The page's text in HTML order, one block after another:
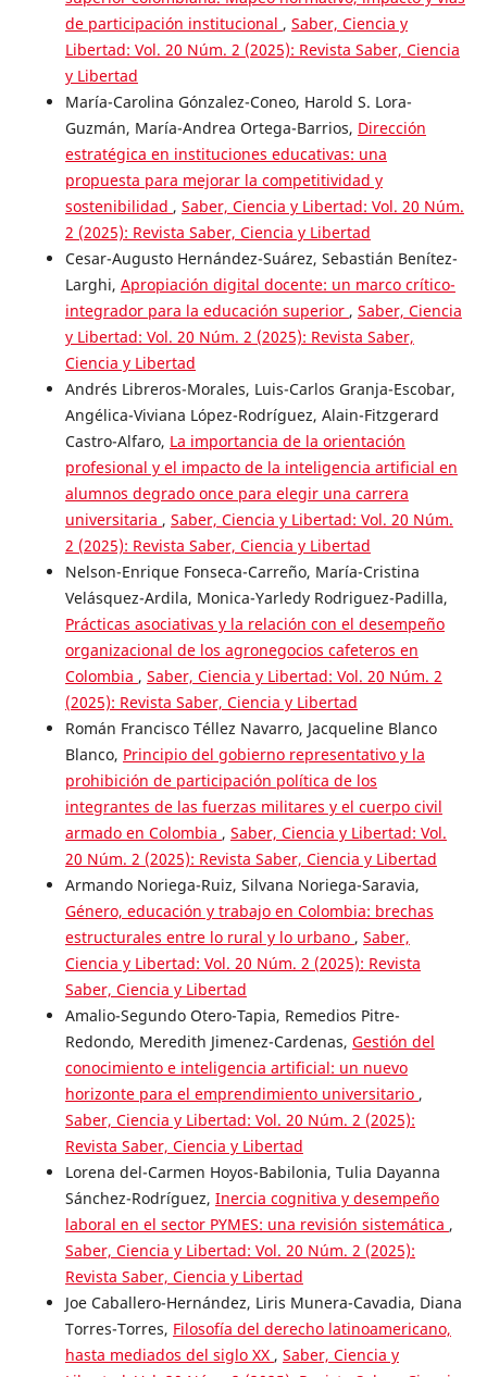
de participación institucional , Saber, Ciencia y
Libertad: Vol. 20 Núm. 2 (2025): Revista Saber, Ciencia
y Libertad
María-Carolina Gónzalez-Coneo, Harold S. Lora-
Guzmán, María-Andrea Ortega-Barrios, Dirección
estratégica en instituciones educativas: una
propuesta para mejorar la competitividad y
sostenibilidad , Saber, Ciencia y Libertad: Vol. 20 Núm.
2 (2025): Revista Saber, Ciencia y Libertad
Cesar-Augusto Hernández-Suárez, Sebastián Benítez-
Larghi, Apropiación digital docente: un marco crítico-
integrador para la educación superior , Saber, Ciencia
y Libertad: Vol. 20 Núm. 2 (2025): Revista Saber,
Ciencia y Libertad
Andrés Libreros-Morales, Luis-Carlos Granja-Escobar,
Angélica-Viviana López-Rodríguez, Alain-Fitzgerard
Castro-Alfaro, La importancia de la orientación
profesional y el impacto de la inteligencia artificial en
alumnos degrado once para elegir una carrera
universitaria , Saber, Ciencia y Libertad: Vol. 20 Núm.
2 (2025): Revista Saber, Ciencia y Libertad
Nelson-Enrique Fonseca-Carreño, María-Cristina
Velásquez-Ardila, Monica-Yarledy Rodriguez-Padilla,
Prácticas asociativas y la relación con el desempeño
organizacional de los agronegocios cafeteros en
Colombia , Saber, Ciencia y Libertad: Vol. 20 Núm. 2
(2025): Revista Saber, Ciencia y Libertad
Román Francisco Téllez Navarro, Jacqueline Blanco
Blanco, Principio del gobierno representativo y la
prohibición de participación política de los
integrantes de las fuerzas militares y el cuerpo civil
armado en Colombia , Saber, Ciencia y Libertad: Vol.
20 Núm. 2 (2025): Revista Saber, Ciencia y Libertad
Armando Noriega-Ruiz, Silvana Noriega-Saravia,
Género, educación y trabajo en Colombia: brechas
estructurales entre lo rural y lo urbano , Saber,
Ciencia y Libertad: Vol. 20 Núm. 2 (2025): Revista
Saber, Ciencia y Libertad
Amalio-Segundo Otero-Tapia, Remedios Pitre-
Redondo, Meredith Jimenez-Cardenas, Gestión del
conocimiento e inteligencia artificial: un nuevo
horizonte para el emprendimiento universitario ,
Saber, Ciencia y Libertad: Vol. 20 Núm. 2 (2025):
Revista Saber, Ciencia y Libertad
Lorena del-Carmen Hoyos-Babilonia, Tulia Dayanna
Sánchez-Rodríguez, Inercia cognitiva y desempeño
laboral en el sector PYMES: una revisión sistemática ,
Saber, Ciencia y Libertad: Vol. 20 Núm. 2 (2025):
Revista Saber, Ciencia y Libertad
Joe Caballero-Hernández, Liris Munera-Cavadia, Diana
Torres-Torres, Filosofía del derecho latinoamericano,
hasta mediados del siglo XX , Saber, Ciencia y